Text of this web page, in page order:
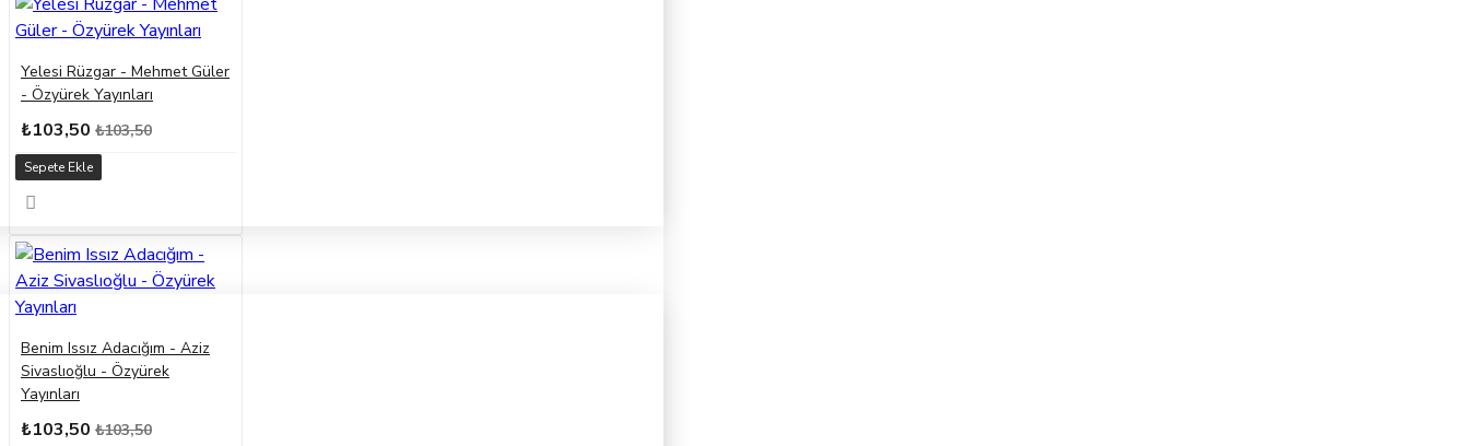
Yelesi Rüzgar - Mehmet Güler
- Özyürek Yayınları
₺103,50 ₺103,50
Sepete Ekle
Benim Issız Adacığım - Aziz
Sivaslıoğlu - Özyürek
Yayınları
₺103,50 ₺103,50